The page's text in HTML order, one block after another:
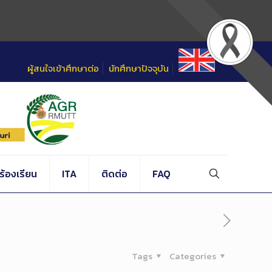
ผู้สนใจเข้าศึกษาต่อ นักศึกษาปัจจุบัน
องเรียน ITA ติดต่อ FAQ
Categories
Tags